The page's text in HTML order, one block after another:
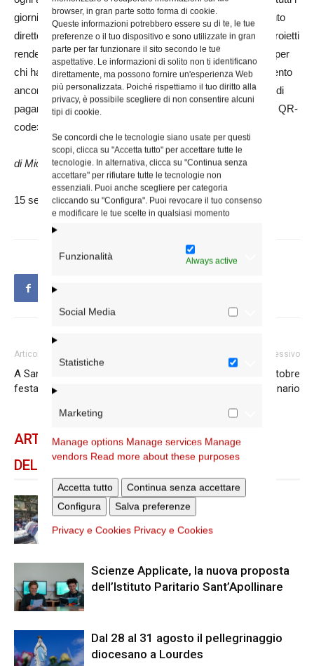
browser, in gran parte sotto forma di cookie.
Queste informazioni potrebbero essere su di te, le tue
preferenze o il tuo dispositivo e sono utilizzate in gran
parte per far funzionare il sito secondo le tue
aspettative. Le informazioni di solito non ti identificano
direttamente, ma possono fornire un'esperienza Web
più personalizzata. Poiché rispettiamo il tuo diritto alla
privacy, è possibile scegliere di non consentire alcuni
tipi di cookie.
Se concordi che le tecnologie siano usate per questi
scopi, clicca su "Accetta tutto" per accettare tutte le
tecnologie. In alternativa, clicca su "Continua senza
accettare" per rifiutare tutte le tecnologie non
essenziali. Puoi anche scegliere per categoria
cliccando su "Configura". Puoi revocare il tuo consenso
e modificare le tue scelte in qualsiasi momento
Funzionalità Always active
Social Media
Statistiche
Marketing
Manage options Manage services Manage
vendors Read more about these purposes
Accetta tutto
Continua senza accettare
Configura
Salva preferenze
Privacy e Cookies Privacy e Cookies
giorni dell’anno, anche più volte l’anno, sia con un contributo
diretto, sia mediante conto corrente postale o bonifico», Proietti
rende nota «una novità di quest’anno, ossia la possibilità, per
chi ha familiarità con il digitale, che è diventato uno strumento
ancora più importante dopo i vincoli posti dalla pandemia, di
pagare anche on-line, attraverso il nostro sito e tramite un QR-
code».
di Michela Altoviti da Roma Sette
15 settembre 2021
Articolo precedente
A San Salvatore in Lauro la
festa di Padre Pio
Articolo successivo
In attesa dell’Ottobre
Missionario
ARTICOLI CORRELATI
DELLO STESSO AUTORE
Spin Time: la dichiarazione del
cardinale vicario
Scienze Applicate, la nuova proposta
dell’Istituto Paritario Sant’Apollinare
Dal 28 al 31 agosto il pellegrinaggio
diocesano a Lourdes